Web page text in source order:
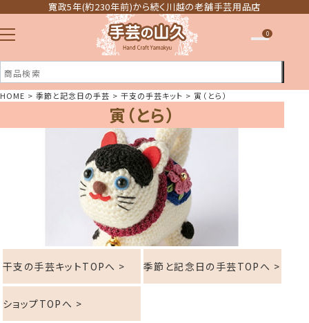
寛政5年(約230年前)から続く川越の老舗手芸用品店
注文履歴
ほしい物リスト
0
HOME 季節と記念日の手芸 干支の手芸キット 寅（とら）
寅（とら）
干支の手芸キットTOPへ > 季節と記念日の手芸TOPへ >
ショップTOPへ >